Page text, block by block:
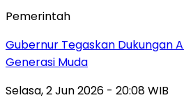
Pemerintah
Gubernur Tegaskan Dukungan
Generasi Muda
Selasa, 2 Jun 2026 - 20:08 WIB